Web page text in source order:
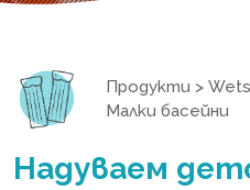
Продукти >
Малки басейни
Надуваем